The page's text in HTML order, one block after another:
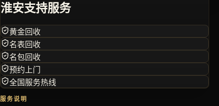
淮安支持服务
黄金回收
名表回收
名包回收
预约上门
全国服务热线
服务说明